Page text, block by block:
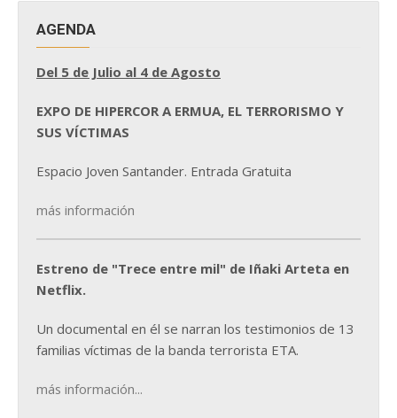
AGENDA
Del 5 de Julio al 4 de Agosto
EXPO DE HIPERCOR A ERMUA, EL TERRORISMO Y
SUS VÍCTIMAS
Espacio Joven Santander. Entrada Gratuita
más información
Estreno de "Trece entre mil" de Iñaki Arteta en
Netflix.
Un documental en él se narran los testimonios de 13
familias víctimas de la banda terrorista ETA.
más información...